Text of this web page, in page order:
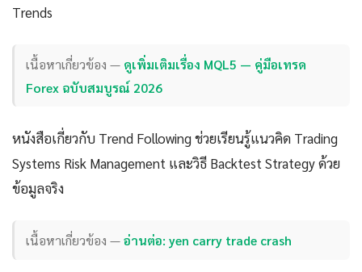
Trends
เนื้อหาเกี่ยวข้อง — ดูเพิ่มเติมเรื่อง MQL5 — คู่มือเทรด
Forex ฉบับสมบูรณ์ 2026
หนังสือเกี่ยวกับ Trend Following ช่วยเรียนรู้แนวคิด Trading
Systems Risk Management และวิธี Backtest Strategy ด้วย
ข้อมูลจริง
เนื้อหาเกี่ยวข้อง —อ่านต่อ: yen carry trade crash